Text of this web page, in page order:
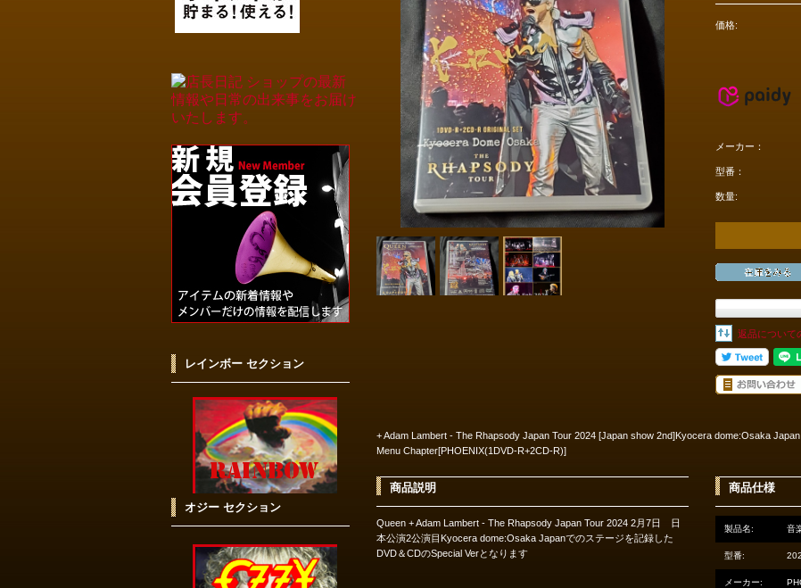
価格:
メーカー：
型番：
数量:
返品について
+ Adam Lambert - The Rhapsody Japan Tour 2024 [Japan show 2nd]Kyocera dome:Osaka
Menu Chapter[PHOENIX(1DVD-R+2CD-R)]
商品説明
Queen + Adam Lambert - The Rhapsody Japan Tour 2024 2月7日 日
本公演2公演目Kyocera dome:Osaka Japanでのステージを記録した
DVD＆CDのSpecial Verとなります
商品仕様
製品名: 音
型番:
メーカー:
レインボー セクション
オジー セクション